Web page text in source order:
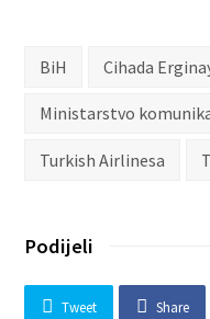
BiH Cihada
Ministarstvo
Turkish Airlinesa
Podijeli
Tweet Share